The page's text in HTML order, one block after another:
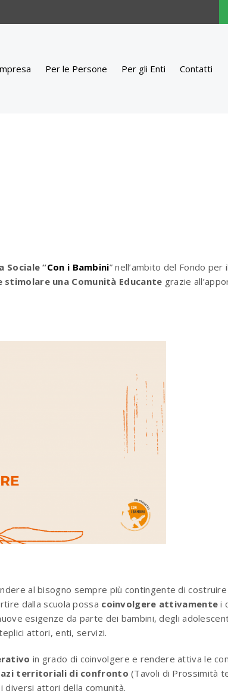
Per le Persone Per gli Enti Contatti
Sociale “Con i Bambini” nell’ambito del Fondo per
una Comunità Educante grazie
al bisogno sempre più contingente di costruire
dalla scuola possa coinvolgere attivamente i
esigenze da parte dei bambini, degli
attori, enti, servizi.
in grado di coinvolgere e rendere attiva le
territoriali di confronto (Tavoli di Prossimità
diversi attori della comunità.